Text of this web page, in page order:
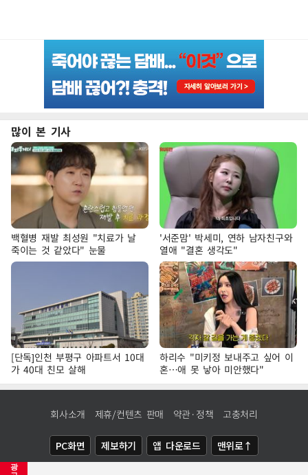
광
많이 본 기사
백혈병 재발 최성원 "치료가 날
죽이는 것 같았다" 눈물
'서준맘' 박세미, 연하 남자친구와
열애 "결혼 생각도"
[단독]인천 부평구 아파트서 10대
가 40대 친모 살해
하리수 "미키정 보내주고 싶어 이
혼…애 못 낳아 미안했다"
회사소개 제휴/컨텐츠 판매 약관·정책 고충처리
PC화면 제보하기 앱 다운로드 맨위로↑